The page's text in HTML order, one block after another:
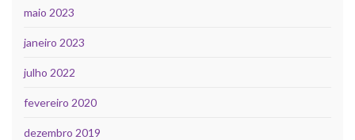
maio 2023
janeiro 2023
julho 2022
fevereiro 2020
dezembro 2019